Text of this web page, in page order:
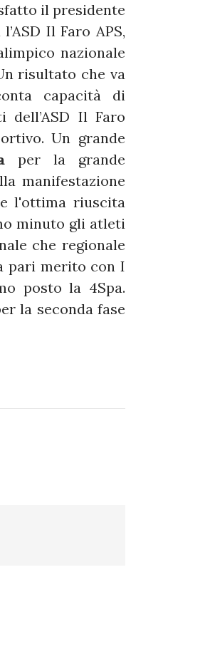
il presidente
Il Faro APS,
nazionale
risultato che va
capacità di
dell’ASD Il Faro
Un grande
per la grande
manifestazione
l'ottima riuscita
minuto gli atleti
che regionale
pari merito con I
posto la 4Spa.
la seconda fase